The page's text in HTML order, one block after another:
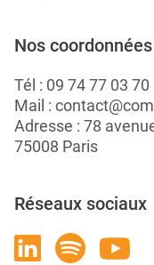
Nos coordonnées
Tél : 09 74 77 03 70
Mail :
Adresse : 78
75008 Paris
Réseaux sociaux